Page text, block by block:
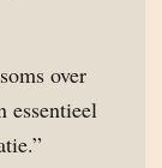
over
essentieel